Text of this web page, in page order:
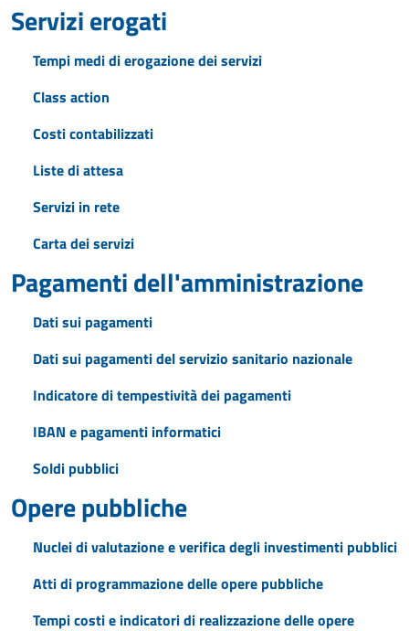
Servizi erogati
Tempi medi di erogazione dei servizi
Class action
Costi contabilizzati
Liste di attesa
Servizi in rete
Carta dei servizi
Pagamenti dell'amministrazione
Dati sui pagamenti
Dati sui pagamenti del servizio sanitario nazionale
Indicatore di tempestività dei pagamenti
IBAN e pagamenti informatici
Soldi pubblici
Opere pubbliche
Nuclei di valutazione e verifica degli investimenti pubblici
Atti di programmazione delle opere pubbliche
Tempi costi e indicatori di realizzazione delle opere